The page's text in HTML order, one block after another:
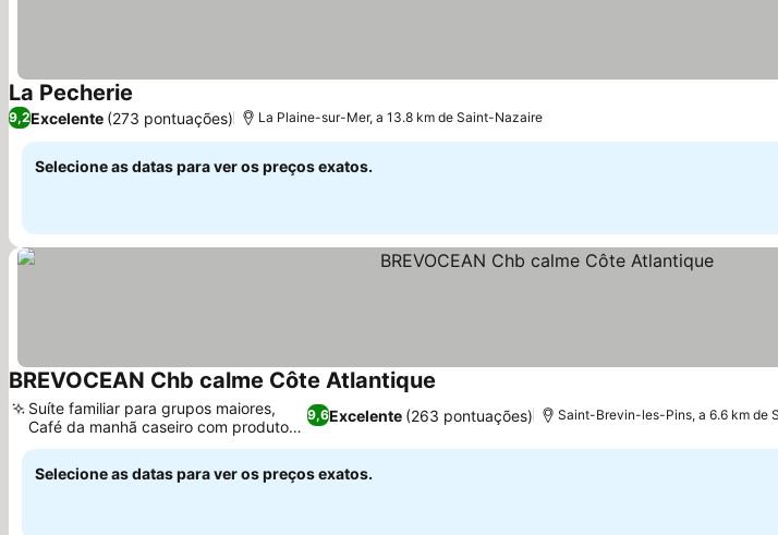
La Pecherie
9,2Excelente (273 pontuações) La Plaine-sur-Mer, a 13.8 km de Saint-Nazaire
Selecione as datas para ver os preços exatos.
BREVOCEAN Chb calme Côte Atlantique
9,6Excelente (263 pontuações)
Suíte familiar para grupos maiores,
Café da manhã caseiro com produtos
frescos
Saint-Brevin-les-Pins, a 6.6 km de
Selecione as datas para ver os preços exatos.